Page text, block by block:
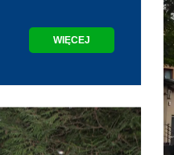
WIĘCEJ